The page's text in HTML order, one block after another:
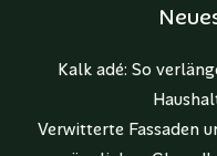
Kalk adé: So
Verwitterte Fassaden